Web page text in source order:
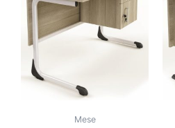
Mese